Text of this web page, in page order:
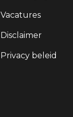
Vacatures
Disclaimer
Privacy beleid